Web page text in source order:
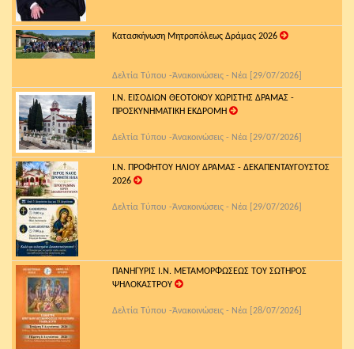
Κατασκήνωση Μητροπόλεως Δράμας 2026
Δελτία Τύπου -Ἀνακοινώσεις - Νέα [29/07/2026]
Ι.Ν. ΕΙΣΟΔΙΩΝ ΘΕΟΤΟΚΟΥ ΧΩΡΙΣΤΗΣ ΔΡΑΜΑΣ -
ΠΡΟΣΚΥΝΗΜΑΤΙΚΗ ΕΚΔΡΟΜΗ
Δελτία Τύπου -Ἀνακοινώσεις - Νέα [29/07/2026]
Ι.Ν. ΠΡΟΦΗΤΟΥ ΗΛΙΟΥ ΔΡΑΜΑΣ - ΔΕΚΑΠΕΝΤΑΥΓΟΥΣΤΟΣ
2026
Δελτία Τύπου -Ἀνακοινώσεις - Νέα [29/07/2026]
ΠΑΝΗΓΥΡΙΣ Ι.Ν. ΜΕΤΑΜΟΡΦΩΣΕΩΣ ΤΟΥ ΣΩΤΗΡΟΣ
ΨΗΛΟΚΑΣΤΡΟΥ
Δελτία Τύπου -Ἀνακοινώσεις - Νέα [28/07/2026]